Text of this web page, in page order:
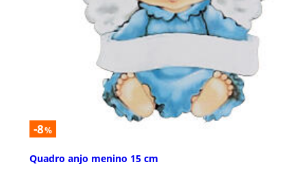
-8%
Quadro anjo menino 15 cm